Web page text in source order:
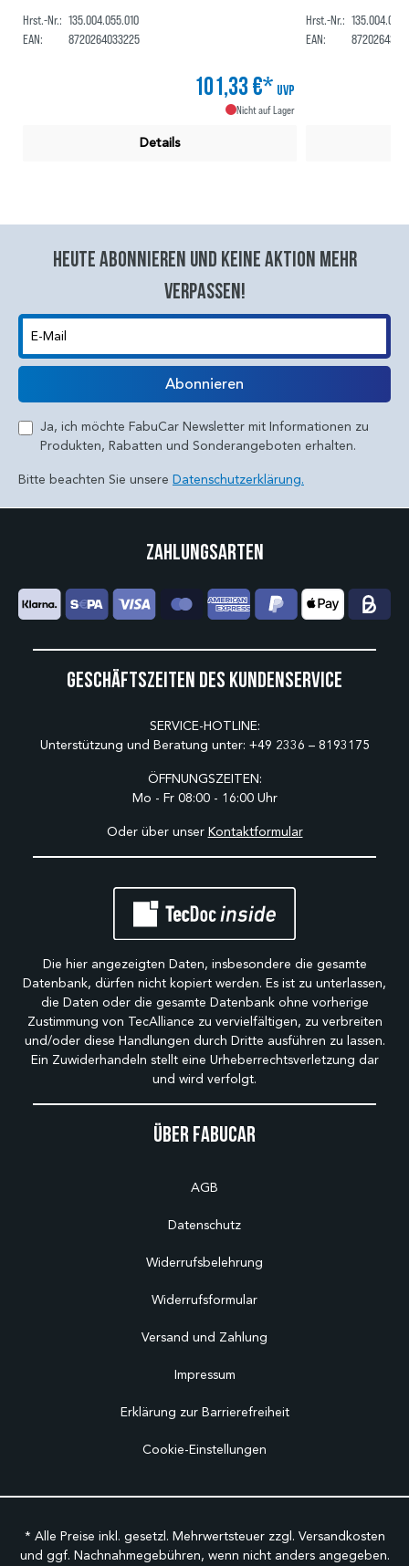
Hrst.-Nr.: 135.004.055.010
EAN:
8720264033225
101,33 €* UVP
Nicht auf Lager
Details
Hrst.-Nr.:
EAN:
Heute abonnieren und keine aktion mehr
verpassen!
E-Mail
Abonnieren
Ja, ich möchte FabuCar Newsletter mit Informationen zu
Produkten, Rabatten und Sonderangeboten erhalten.
Bitte beachten Sie unsere Datenschutzerklärung.
Über Fabucar
AGB
Datenschutz
Widerrufsbelehrung
Widerrufsformular
Versand und Zahlung
Impressum
Erklärung zur Barrierefreiheit
Cookie-Einstellungen
Geschäftszeiten des Kundenservice
SERVICE-HOTLINE:
Unterstützung und Beratung unter: +49 2336 – 8193175
ÖFFNUNGSZEITEN:
Mo - Fr 08:00 - 16:00 Uhr
Oder über unser Kontaktformular
Zahlungsarten
Die hier angezeigten Daten, insbesondere die gesamte
Datenbank, dürfen nicht kopiert werden. Es ist zu unterlassen,
die Daten oder die gesamte Datenbank ohne vorherige
Zustimmung von TecAlliance zu vervielfältigen, zu verbreiten
und/oder diese Handlungen durch Dritte ausführen zu lassen.
Ein Zuwiderhandeln stellt eine Urheberrechtsverletzung dar
und wird verfolgt.
* Alle Preise inkl. gesetzl. Mehrwertsteuer zzgl. Versandkosten
und ggf. Nachnahmegebühren, wenn nicht anders angegeben.